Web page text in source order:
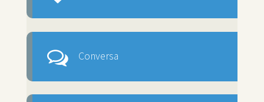
Conversa